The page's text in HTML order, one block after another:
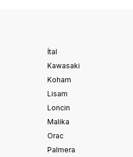
İtal
Kawasaki
Koham
Lisam
Loncin
Malika
Orac
Palmera